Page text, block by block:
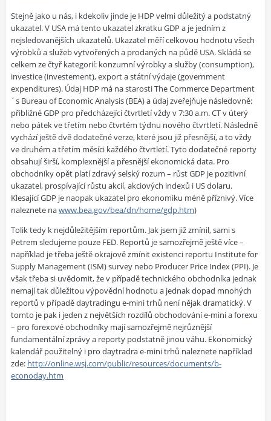
Stejně jako u nás, i kdekoliv jinde je HDP velmi důležitý a podstatný
ukazatel. V USA má tento ukazatel zkratku GDP a je jedním z
nejsledovanějších ukazatelů. Ukazatel měří celkovou hodnotu všech
výrobků a služeb vytvořených a prodaných na půdě USA. Skládá se
celkem ze čtyř kategorií: konzumní výrobky a služby (consumption),
investice (investement), export a státní výdaje (government
expenditures). Údaj HDP má na starosti The Commerce Department
´s Bureau of Economic Analysis (BEA) a údaj zveřejňuje následovně:
přibližné GDP pro předcházející čtvrtletí vždy v 7:30 a.m. CT v úterý
nebo pátek ve třetím nebo čtvrtém týdnu nového čtvrtletí. Následně
vychází ještě dvě dodatečné verze, které jsou již přesnější, a to vždy
ve druhém a třetím měsíci každého čtvrtletí. Tyto dodatečné reporty
obsahují širší, komplexnější a přesnější ekonomická data. Pro
obchodníky opět platí zdravý selský rozum – růst GDP je pozitivní
ukazatel, prospívající růstu akcií, akciových indexů i US dolaru.
Klesající GDP je naopak ukazatel pro ekonomiku méně příznivý. Více
naleznete nawww.bea.gov/bea/dn/home/gdp.htm)
Tolik tedy k nejdůležitějším reportům. Jak jsem již zmínil, sami s
Petrem sledujeme pouze FED. Reportů je samozřejmě ještě více –
například je třeba ještě okrajově zmínit existenci reportu Institute for
Supply Management (ISM) survey nebo Producer Price Index (PPI). Je
však třeba si uvědomit, že v případě technického obchodníka jednak
nemají tak důležitou výpovědní hodnotu a jednak dopad mnohých
reportů v případě daytradingu e-mini trhů není nějak dramatický. V
tomto je pak i jeden z největších rozdílů obchodování e-mini a forexu
– pro forexové obchodníky mají samozřejmě nejrůznější
fundamentální zprávy a reporty podstatně jinou váhu. Ekonomický
kalendář použitelný i pro daytradra e-mini trhů naleznete například
zde: http://online.wsj.com/public/resources/documents/b-
econoday.htm